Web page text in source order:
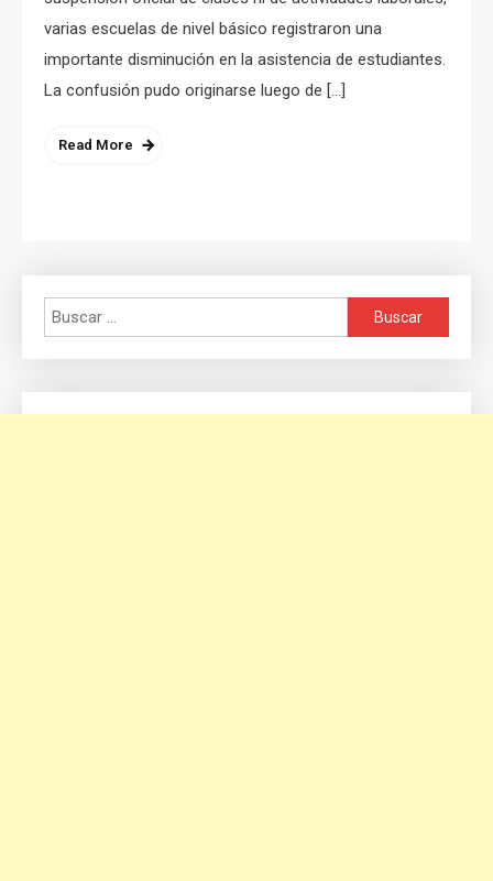
varias escuelas de nivel básico registraron una
importante disminución en la asistencia de estudiantes.
La confusión pudo originarse luego de […]
Read More
Buscar: